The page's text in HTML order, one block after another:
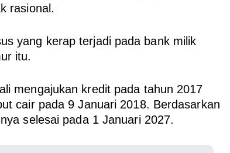
rasional.
yang kerap terjadi pada bank milik
itu.
mengajukan kredit pada tahun 2017
cair pada 9 Januari 2018. Berdasarkan
selesai pada 1 Januari 2027.